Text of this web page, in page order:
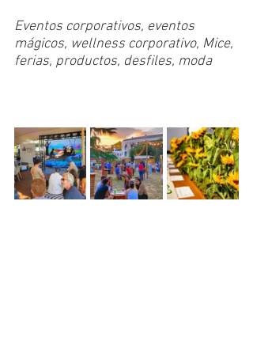
Eventos corporativos, eventos
mágicos, wellness corporativo, Mice,
ferias, productos, desfiles, moda